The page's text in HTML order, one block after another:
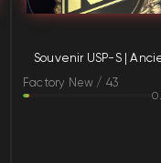
Factory New / 43